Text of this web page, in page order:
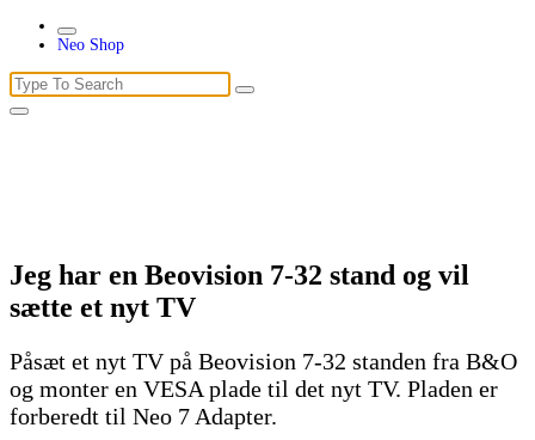
Neo Shop
Search
for:
Jeg har en Beovision 7-32 stand og vil
sætte et nyt TV
Påsæt et nyt TV på Beovision 7-32 standen fra B&O
og monter en VESA plade til det nyt TV. Pladen er
forberedt til Neo 7 Adapter.